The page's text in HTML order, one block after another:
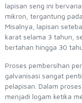
lapisan seng ini
mikron, tergantung
Misalnya, lapisan
karat selama 3 tahun,
bertahan hingga 30
Proses pembersihan
galvanisasi sangat
pelapisan. Dalam
menjadi logam ketika